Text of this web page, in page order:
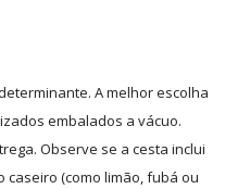
A melhor escolha
embalados a vácuo.
Observe se a cesta inclui
(como limão, fubá ou